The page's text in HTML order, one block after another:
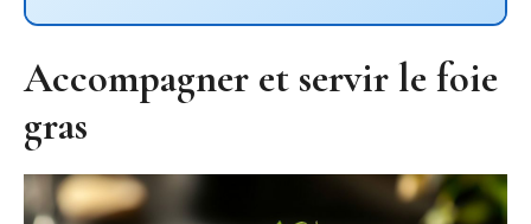
Accompagner et servir le foie
gras